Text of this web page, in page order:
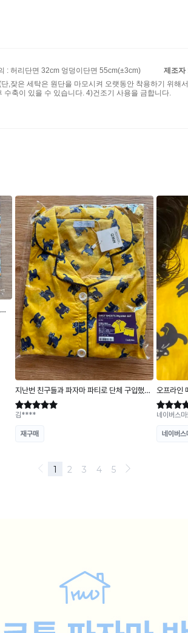
: 허리단면 32cm 엉덩이단면 55cm(±3cm) 제조자
,잦은 세탁은 원단을 마모시켜 오랫동안 착용하기 위해
축이 있을 수 있습니다. 4)건조기 사용을 금합니다.